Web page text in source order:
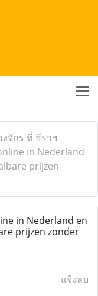
จักร ที่ ธีราฯ
in Nederland
prijzen
in Nederland en
prijzen zonder
แจ้งลบ